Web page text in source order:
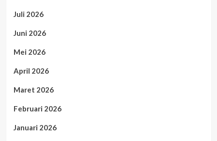
Juli 2026
Juni 2026
Mei 2026
April 2026
Maret 2026
Februari 2026
Januari 2026